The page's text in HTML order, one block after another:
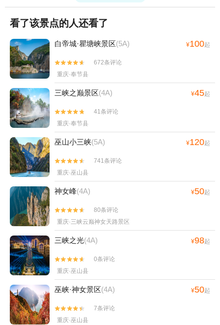
看了该景点的人还看了
白帝城·瞿塘峡景区(5A) ¥100起


672条评论
重庆·奉节县
三峡之巅景区(4A) ¥45起


41条评论
重庆·奉节县
巫山小三峡(5A) ¥120起


741条评论
重庆·巫山县
神女峰(4A) ¥50起


80条评论
重庆·三峡云巅神女天路景区
三峡之光(4A) ¥98起


0条评论
重庆·巫山县
巫峡·神女景区(4A) ¥50起


7条评论
重庆·巫山县